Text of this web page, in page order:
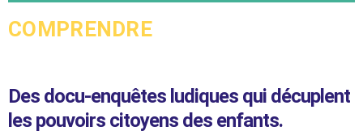
COMPRENDRE
Des docu-enquêtes ludiques qui décuplent
les pouvoirs citoyens des enfants.